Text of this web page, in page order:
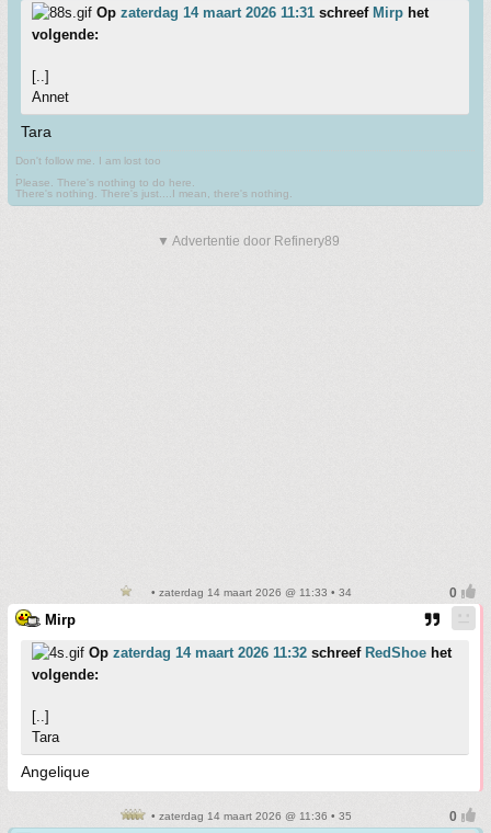
Op zaterdag 14 maart 2026 11:31 schreef Mirp het
volgende:
[..]
Annet
Tara
Don't follow me. I am lost too
Please. There's nothing to do here.
There's nothing. There's just....I mean, there's nothing.
▼ Advertentie door Refinery89
• zaterdag 14 maart 2026 @ 11:33 • 34
Mirp
Op zaterdag 14 maart 2026 11:32 schreef RedShoe het
volgende:
[..]
Tara
Angelique
• zaterdag 14 maart 2026 @ 11:36 • 35